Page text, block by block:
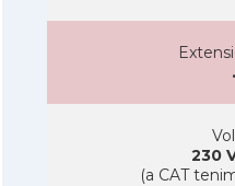
230
(a CAT